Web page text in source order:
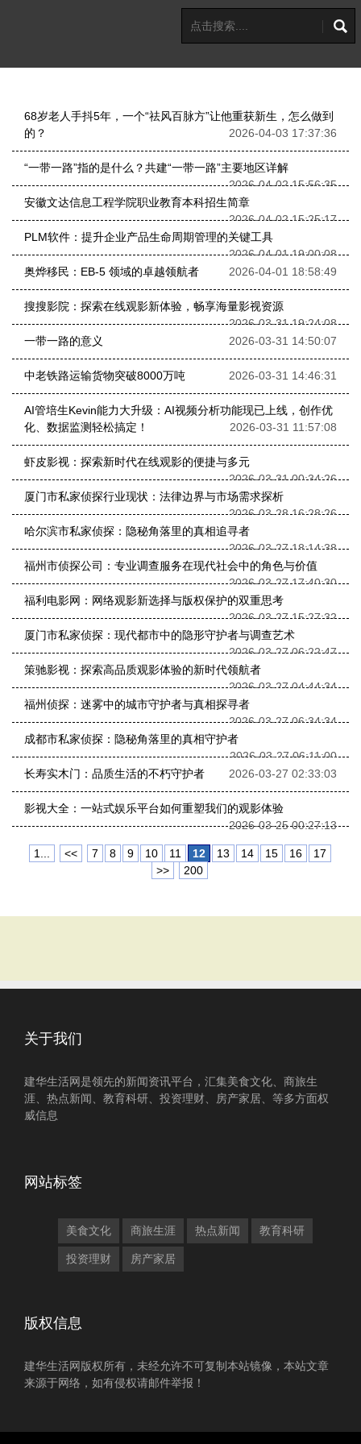
68岁老人手抖5年，一个“祛风百脉方”让他重获新生，怎么做到
的？
2026-04-03 17:37:36
“一带一路”指的是什么？共建“一带一路”主要地区详解
2026-04-02 15:56:35
安徽文达信息工程学院职业教育本科招生简章
2026-04-02 15:25:17
PLM软件：提升企业产品生命周期管理的关键工具
2026-04-01 19:00:08
奥烨移民：EB-5 领域的卓越领航者
2026-04-01 18:58:49
搜搜影院：探索在线观影新体验，畅享海量影视资源
2026-03-31 19:24:08
一带一路的意义
2026-03-31 14:50:07
中老铁路运输货物突破8000万吨 2026-03-31 14:46:31
AI管培生Kevin能力大升级：AI视频分析功能现已上线，创作优
化、数据监测轻松搞定！
2026-03-31 11:57:08
虾皮影视：探索新时代在线观影的便捷与多元
2026-03-31 00:34:26
厦门市私家侦探行业现状：法律边界与市场需求探析
2026-03-28 16:28:26
哈尔滨市私家侦探：隐秘角落里的真相追寻者
2026-03-27 18:14:38
福州市侦探公司：专业调查服务在现代社会中的角色与价值
2026-03-27 17:40:30
福利电影网：网络观影新选择与版权保护的双重思考
2026-03-27 15:27:32
厦门市私家侦探：现代都市中的隐形守护者与调查艺术
2026-03-27 06:22:47
策驰影视：探索高品质观影体验的新时代领航者
2026-03-27 04:44:34
福州侦探：迷雾中的城市守护者与真相探寻者
2026-03-27 06:34:34
成都市私家侦探：隐秘角落里的真相守护者
2026-03-27 06:11:00
长寿实木门：品质生活的不朽守护者
2026-03-27 02:33:03
影视大全：一站式娱乐平台如何重塑我们的观影体验
2026-03-25 00:27:13
1... << 7 8 9 10 11 12 13 14 15 16
17
>>
200
关于我们
建华生活网是领先的新闻资讯平台，汇集美食文化、商旅生
涯、热点新闻、教育科研、投资理财、房产家居、等多方面权
威信息
网站标签
美食文化 商旅生涯 热点新闻 教育科研
投资理财 房产家居
版权信息
建华生活网版权所有，未经允许不可复制本站镜像，本站文章
来源于网络，如有侵权请邮件举报！